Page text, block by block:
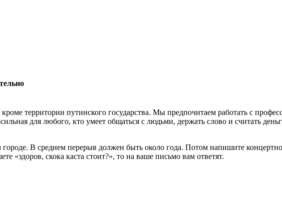
территории путинского государства. Мы предпочитаем работать с
для любого, кто умеет общаться с людьми, держать слово и считать
В среднем перерыв должен быть около года. Потом напишите
скока каста стоит?», то на ваше письмо вам ответят.